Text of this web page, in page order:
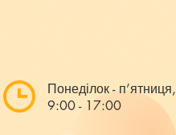
Понеділок - п’ятниця,
9:00 - 17:00